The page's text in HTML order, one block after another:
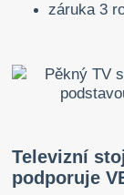
záruka 3
Televizní
podporuje